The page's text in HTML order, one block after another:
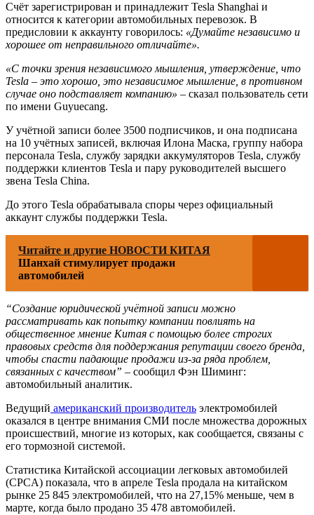
Счёт зарегистрирован и принадлежит Tesla Shanghai и
относится к категории автомобильных перевозок. В
предисловии к аккаунту говорилось: «Думайте независимо и
хорошее от неправильного отличайте».
«С точки зрения независимого мышления, утверждение, что
Tesla – это хорошо, это независимое мышление, в противном
случае оно подставляет компанию» – сказал пользователь сети
по имени Guyuecang.
У учётной записи более 3500 подписчиков, и она подписана
на 10 учётных записей, включая Илона Маска, группу набора
персонала Tesla, службу зарядки аккумуляторов Tesla, службу
поддержки клиентов Tesla и пару руководителей высшего
звена Tesla China.
До этого Tesla обрабатывала споры через официальный
аккаунт службы поддержки Tesla.
Читайте и другие НОВОСТИ КИТАЯ
Шанхай стимулирует продажи
автомобилей
“Создание юридической учётной записи можно
рассматривать как попытку компании повлиять на
общественное мнение Китая с помощью более строгих
правовых средств для поддержания репутации своего бренда,
чтобы спасти падающие продажи из-за ряда проблем,
связанных с качеством” – сообщил Фэн Шиминг:
автомобильный аналитик.
Ведущий американский производитель электромобилей
оказался в центре внимания СМИ после множества дорожных
происшествий, многие из которых, как сообщается, связаны с
его тормозной системой.
Статистика Китайской ассоциации легковых автомобилей
(CPCA) показала, что в апреле Tesla продала на китайском
рынке 25 845 электромобилей, что на 27,15% меньше, чем в
марте, когда было продано 35 478 автомобилей.